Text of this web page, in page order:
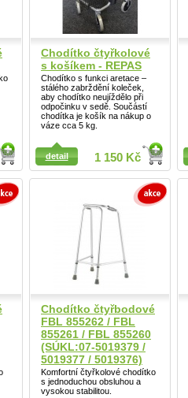
Chodítko čtyřkolové
s košíkem - REPAS
Chodítko s funkci aretace –
stálého zabrždění koleček,
aby chodítko neujíždělo při
odpočinku v sedě. Součástí
chodítka je košík na nákup o
váze cca 5 kg.
1 150 Kč
detail
Chodítko čtyřbodové
FBL 855262 / FBL
855261 / FBL 855260
(SÚKL:07-5019379 /
5019377 / 5019376)
Komfortní čtyřkolové chodítko
s jednoduchou obsluhou a
vysokou stabilitou.